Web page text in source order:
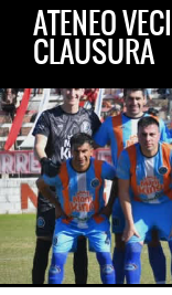
ATENEO
CLAUSURA